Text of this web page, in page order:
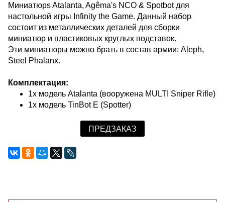
Миниатюрs Atalanta, Agêma's NCO & Spotbot для
настольной игры Infinity the Game. Данный набор
состоит из металлических деталей для сборки
миниатюр и пластиковых круглых подставок.
Эти миниатюры можно брать в состав армии: Aleph,
Steel Phalanx.
Комплектация:
1х модель Atalanta (вооружена MULTI Sniper Rifle)
1х модель TinBot E (Spotter)
ПРЕДЗАКАЗ